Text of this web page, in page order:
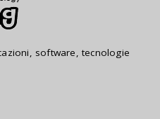
software, tecnologie